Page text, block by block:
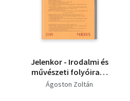
Jelenkor - Irodalmi és
művészeti folyóirat -
2014. május
Ágoston Zoltán